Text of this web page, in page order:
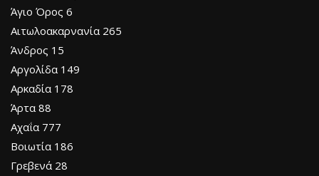
Άγιο Όρος 6
Αιτωλοακαρνανία 265
Άνδρος 15
Αργολίδα 149
Αρκαδία 178
Άρτα 88
Αχαΐα 777
Βοιωτία 186
Γρεβενά 28